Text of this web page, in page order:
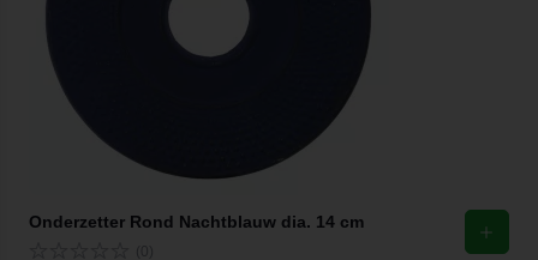
Onderzetter Rond Nachtblauw dia. 14 cm